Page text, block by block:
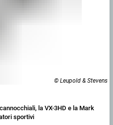
© Leupold & Stevens
la VX-3HD e la Mark
sportivi